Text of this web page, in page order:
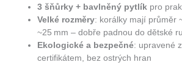
3 šňůrky + bavlněný pytlík pro
Velké rozměry: korálky mají průměr
~25 mm – dobře padnou do dětské
Ekologické a bezpečné: upravené
certifikátem, bez ostrých hran